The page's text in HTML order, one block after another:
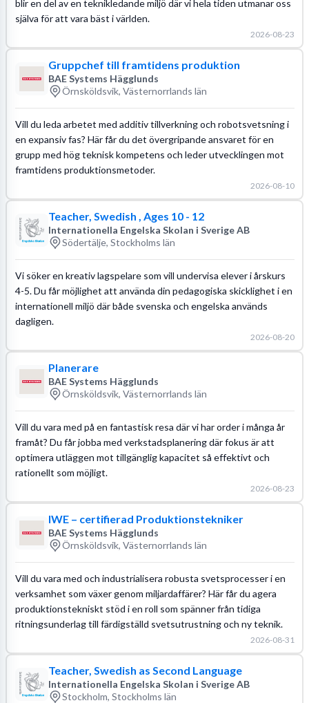
blir en del av en teknikledande miljö där vi hela tiden utmanar oss
själva för att vara bäst i världen.
2026-08-23
Gruppchef till framtidens produktion
BAE Systems Hägglunds
Örnsköldsvik, Västernorrlands län
Vill du leda arbetet med additiv tillverkning och robotsvetsning i
en expansiv fas? Här får du det övergripande ansvaret för en
grupp med hög teknisk kompetens och leder utvecklingen mot
framtidens produktionsmetoder.
2026-08-10
Teacher, Swedish , Ages 10 - 12
Internationella Engelska Skolan i Sverige AB
Södertälje, Stockholms län
Vi söker en kreativ lagspelare som vill undervisa elever i årskurs
4-5. Du får möjlighet att använda din pedagogiska skicklighet i en
internationell miljö där både svenska och engelska används
dagligen.
2026-08-20
Planerare
BAE Systems Hägglunds
Örnsköldsvik, Västernorrlands län
Vill du vara med på en fantastisk resa där vi har order i många år
framåt? Du får jobba med verkstadsplanering där fokus är att
optimera utläggen mot tillgänglig kapacitet så effektivt och
rationellt som möjligt.
2026-08-23
IWE – certifierad Produktionstekniker
BAE Systems Hägglunds
Örnsköldsvik, Västernorrlands län
Vill du vara med och industrialisera robusta svetsprocesser i en
verksamhet som växer genom miljardaffärer? Här får du agera
produktionstekniskt stöd i en roll som spänner från tidiga
ritningsunderlag till färdigställd svetsutrustning och ny teknik.
2026-08-31
Teacher, Swedish as Second Language
Internationella Engelska Skolan i Sverige AB
Stockholm, Stockholms län